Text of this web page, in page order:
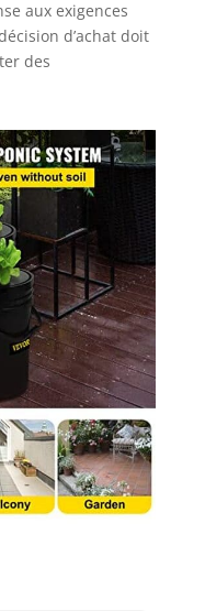
des
de
à air,
et
des
anti-
un tube
en
des sacs
expansée
instructions
ce
très
Large
: ce kit
est
pour une
de
des
aux exigences
d’achat doit
des